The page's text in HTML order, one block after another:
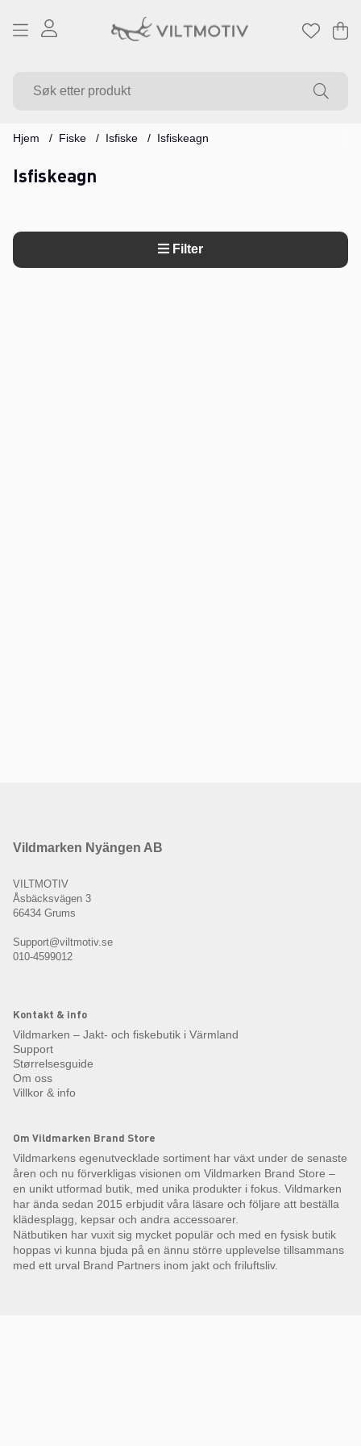
.
Hjem Fiske Isfiske Isfiskeagn
Isfiskeagn
Filter
Vildmarken Nyängen AB
VILTMOTIV
Åsbäcksvägen 3
66434 Grums
Support@viltmotiv.se
010-4599012
Kontakt & info
Vildmarken – Jakt- och fiskebutik i Värmland
Support
Størrelsesguide
Om oss
Villkor & info
Om Vildmarken Brand Store
Vildmarkens egenutvecklade sortiment har växt under de senaste
åren och nu förverkligas visionen om Vildmarken Brand Store –
en unikt utformad butik, med unika produkter i fokus. Vildmarken
har ända sedan 2015 erbjudit våra läsare och följare att beställa
klädesplagg, kepsar och andra accessoarer.
Nätbutiken har vuxit sig mycket populär och med en fysisk butik
hoppas vi kunna bjuda på en ännu större upplevelse tillsammans
med ett urval Brand Partners inom jakt och friluftsliv.